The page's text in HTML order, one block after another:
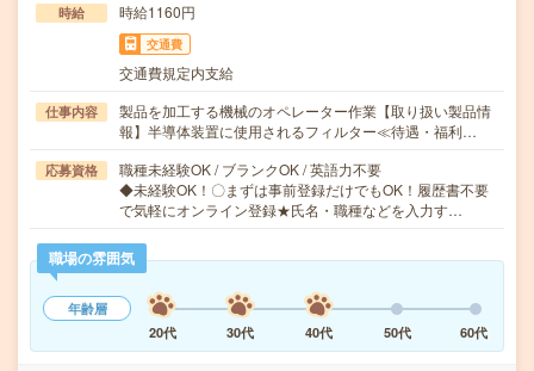
時給 時給1160円
交通費
交通費規定内支給
仕事内容
製品を加工する機械のオペレーター作業【取り扱い製品情
報】半導体装置に使用されるフィルター≪待遇・福利…
応募資格
職種未経験OK / ブランクOK / 英語力不要
◆未経験OK！〇まずは事前登録だけでもOK！履歴書不要
で気軽にオンライン登録★氏名・職種などを入力す…
職場の雰囲気
年齢層
20代
30代 40代 50代 60代